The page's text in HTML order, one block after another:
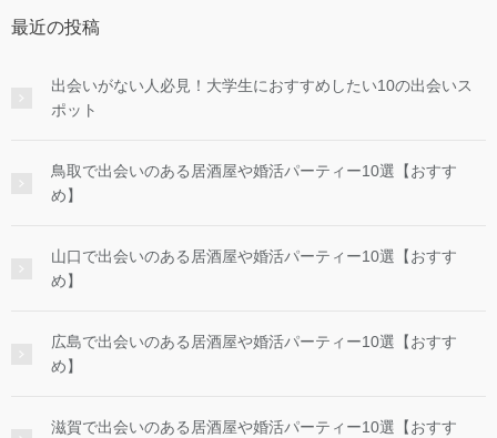
最近の投稿
出会いがない人必見！大学生におすすめしたい10の出会いス
ポット
鳥取で出会いのある居酒屋や婚活パーティー10選【おすす
め】
山口で出会いのある居酒屋や婚活パーティー10選【おすす
め】
広島で出会いのある居酒屋や婚活パーティー10選【おすす
め】
滋賀で出会いのある居酒屋や婚活パーティー10選【おすす